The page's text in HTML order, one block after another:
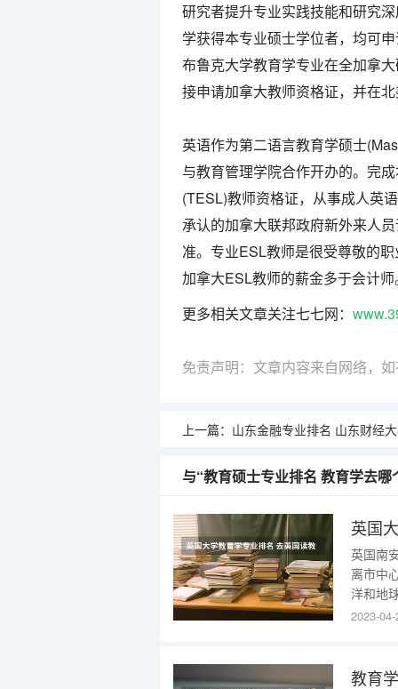
研究者提升专业实践技能和研究
学获得本专业硕士学位者，均可
布鲁克大学教育学专业在全加拿
接申请加拿大教师资格证，并在
英语作为第二语言教育学硕士
与教育管理学院合作开办的。完
(TESL)教师资格证，从事成人英
承认的加拿大联邦政府新外来人
准。专业ESL教师是很受尊敬的
加拿大ESL教师的薪金多于会计师
更多相关文章关注七七网：
免责声明：文章内容来自网络，
上一篇： 山东金融专业排名 山东财经大学燕山学院专升本专业
与“教育硕士专业排名 教育学去
英国南
离市中
洋和地
业授课
还有许
2023-
教育